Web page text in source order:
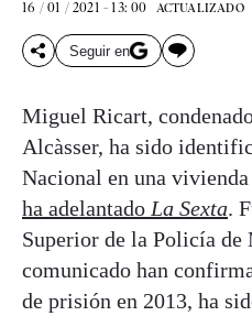
16 / 01 / 2021 - 13: 00 ACTUALIZADO
Seguir en
Miguel Ricart,
Alcàsser, ha sido
Nacional en una
ha adelantado La Sexta.
Superior de la Policía de
comunicado han
de prisión en 2013, ha